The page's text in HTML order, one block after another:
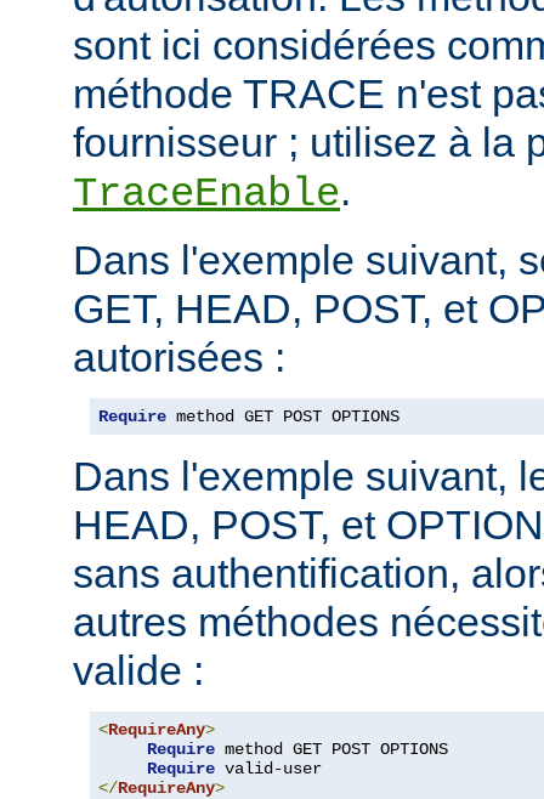
sont ici considérées
méthode TRACE n'est
fournisseur ; utilisez à la
TraceEnable.
Dans l'exemple suivant,
GET, HEAD, POST, et
autorisées :
Require method GET POST OPTIONS
Dans l'exemple suivant,
HEAD, POST, et
sans authentification,
autres méthodes
valide :
<RequireAny>
Require method GET POST OPTIONS
Require
</RequireAny>